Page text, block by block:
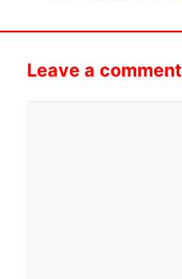
Leave a comment